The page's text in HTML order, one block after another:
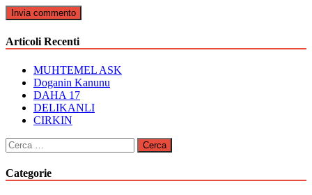
Articoli Recenti
MUHTEMEL ASK
Doganin Kanunu
DAHA 17
DELIKANLI
CIRKIN
Ricerca
per:
Categorie